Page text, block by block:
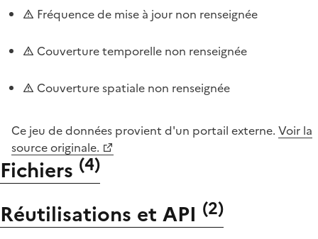
Fréquence de mise à jour non renseignée
Couverture temporelle non renseignée
Couverture spatiale non renseignée
Ce jeu de données provient d'un portail externe. Voir la
source originale.
Fichiers (4)
Réutilisations et API (2)